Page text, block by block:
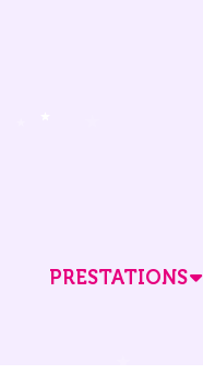
PRESTATIONS